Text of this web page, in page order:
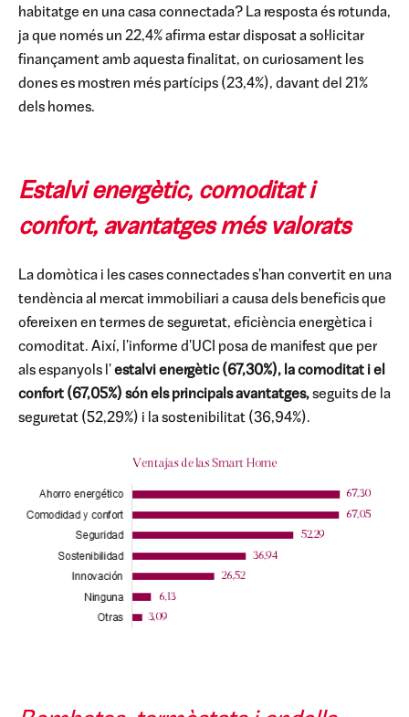
habitatge en una casa connectada? La resposta és rotunda,
ja que només un 22,4% afirma estar disposat a sol·licitar
finançament amb aquesta finalitat, on curiosament les
dones es mostren més partícips (23,4%), davant del 21%
dels homes.
Estalvi energètic, comoditat i
confort, avantatges més valorats
La domòtica i les cases connectades s'han convertit en una
tendència al mercat immobiliari a causa dels beneficis que
ofereixen en termes de seguretat, eficiència energètica i
comoditat. Així, l'informe d'UCI posa de manifest que per
als espanyols l'estalvi energètic (67,30%), la comoditat i el
confort (67,05%) són els principals avantatges,seguits de la
seguretat (52,29%) i la sostenibilitat (36,94%).